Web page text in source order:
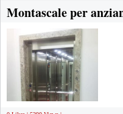
Montascale per